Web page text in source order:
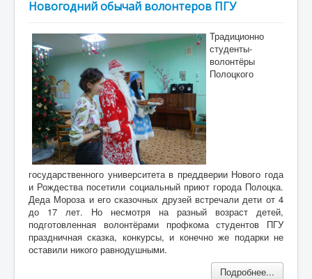
Новогодний обычай волонтеров ПГУ
Традиционно
студенты-
волонтёры
Полоцкого
государственного университета в преддверии Нового года
и Рождества посетили социальный приют города Полоцка.
Деда Мороза и его сказочных друзей встречали дети от 4
до 17 лет. Но несмотря на разный возраст детей,
подготовленная волонтёрами профкома студентов ПГУ
праздничная сказка, конкурсы, и конечно же подарки не
оставили никого равнодушными.
Подробнее...